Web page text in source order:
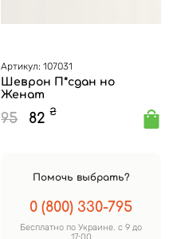
Артикул: 107031
Шеврон П*сдан но
Женат
95 82 ₴
Помочь выбрать?
0 (800) 330-795
Бесплатно по Украине. с 9 до